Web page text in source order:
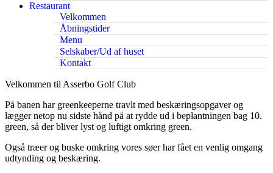
Restaurant
Velkommen
Åbningstider
Menu
Selskaber/Ud af huset
Kontakt
Velkommen til Asserbo Golf Club
På banen har greenkeeperne travlt med beskæringsopgaver og
lægger netop nu sidste hånd på at rydde ud i beplantningen bag 10.
green, så der bliver lyst og luftigt omkring green.
Også træer og buske omkring vores søer har fået en venlig omgang
udtynding og beskæring.